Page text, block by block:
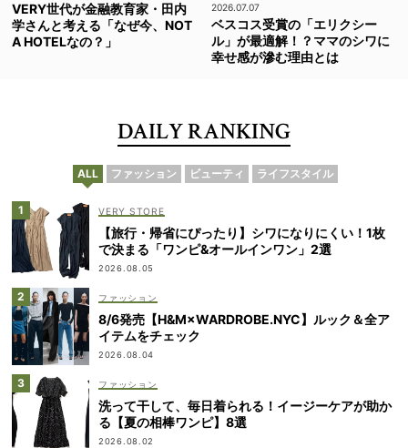
VERY世代が金融教育家・田内
学さんと考える「なぜ今、NOT
A HOTELなの？」
2026.07.07
ベスコス受賞の「エリクシー
ル」が最適解！？ママのシワに
幸せ感が滲む理由とは
DAILY RANKING
ALL ファッション ビューティ ライフスタイル
VERY STORE
【旅行・帰省にぴったり】シワになりにくい！1枚
で決まる「ワンピ&オールインワン」2選
2026.08.05
ファッション
8/6発売【H&M×WARDROBE.NYC】ルック＆全ア
イテムをチェック
2026.08.04
ファッション
洗って干して、毎日着られる！イージーケアが助か
る【夏の相棒ワンピ】8選
2026.08.02